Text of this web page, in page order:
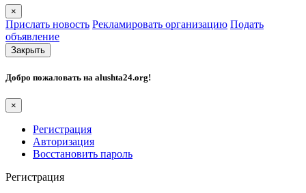
×
Прислать новость Рекламировать организацию Подать
объявление
Закрыть
Добро пожаловать на alushta24.org!
×
Регистрация
Авторизация
Восстановить пароль
Регистрация